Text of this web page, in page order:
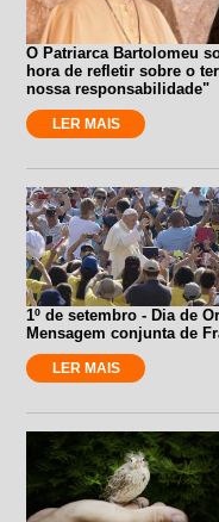
O Patriarca Bartolomeu
hora de refletir sobre o
nossa responsabilidade"
LER MAIS
1º de setembro - Dia de
Mensagem conjunta de
LER MAIS